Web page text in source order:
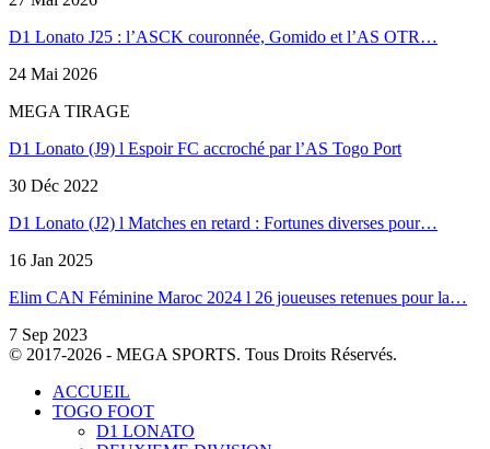
D1 Lonato J25 : l’ASCK couronnée, Gomido et l’AS OTR…
24 Mai 2026
MEGA TIRAGE
D1 Lonato (J9) l Espoir FC accroché par l’AS Togo Port
30 Déc 2022
D1 Lonato (J2) l Matches en retard : Fortunes diverses pour…
16 Jan 2025
Elim CAN Féminine Maroc 2024 l 26 joueuses retenues pour la…
7 Sep 2023
© 2017-2026 - MEGA SPORTS. Tous Droits Réservés.
ACCUEIL
TOGO FOOT
D1 LONATO